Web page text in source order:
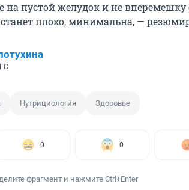
на пустой желудок и не
плохо, минимальна, —
Нутрициология Здоровье
0 0
фрагмент и нажмите Ctrl+Enter